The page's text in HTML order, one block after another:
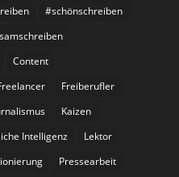
#schönschreiben
Content
Freiberufler
Kaizen
Intelligenz
Lektor
Pressearbeit